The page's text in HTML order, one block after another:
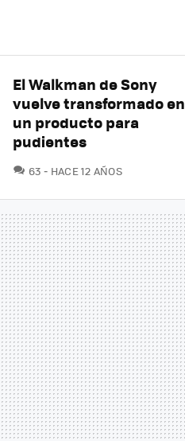
El Walkman de Sony
vuelve transformado en
un producto para
pudientes
63 COMENTARIOS
HACE 12 AÑOS